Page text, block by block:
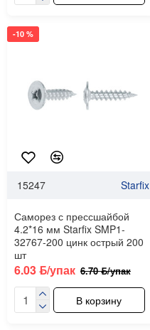
-10 %
15247 Starfix
Саморез с прессшайбой
4.2*16 мм Starfix SMP1-
32767-200 цинк острый 200
шт
6.03 ƃ/упак 6.70 ƃ/упак
В корзину